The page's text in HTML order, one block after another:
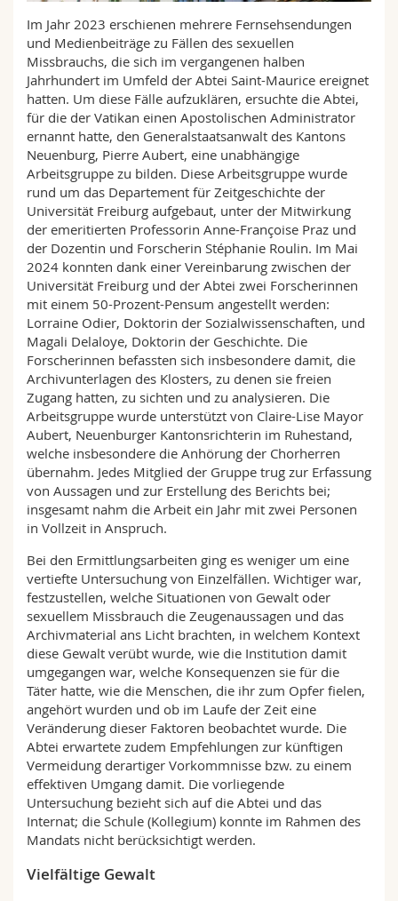
Interfakultär
Doktorierende
Vorlesungsverzeichnis
MyUnifr
Im Jahr 2023 erschienen mehrere Fernsehsendungen
und Medienbeiträge zu Fällen des sexuellen
Missbrauchs, die sich im vergangenen halben
Jahrhundert im Umfeld der Abtei Saint-Maurice ereignet
hatten. Um diese Fälle aufzuklären, ersuchte die Abtei,
für die der Vatikan einen Apostolischen Administrator
ernannt hatte, den Generalstaatsanwalt des Kantons
Neuenburg, Pierre Aubert, eine unabhängige
Arbeitsgruppe zu bilden. Diese Arbeitsgruppe wurde
rund um das Departement für Zeitgeschichte der
Universität Freiburg aufgebaut, unter der Mitwirkung
der emeritierten Professorin Anne-Françoise Praz und
der Dozentin und Forscherin Stéphanie Roulin. Im Mai
2024 konnten dank einer Vereinbarung zwischen der
Universität Freiburg und der Abtei zwei Forscherinnen
mit einem 50-Prozent-Pensum angestellt werden:
Lorraine Odier, Doktorin der Sozialwissenschaften, und
Magali Delaloye, Doktorin der Geschichte. Die
Forscherinnen befassten sich insbesondere damit, die
Archivunterlagen des Klosters, zu denen sie freien
Zugang hatten, zu sichten und zu analysieren. Die
Arbeitsgruppe wurde unterstützt von Claire-Lise Mayor
Aubert, Neuenburger Kantonsrichterin im Ruhestand,
welche insbesondere die Anhörung der Chorherren
übernahm. Jedes Mitglied der Gruppe trug zur Erfassung
von Aussagen und zur Erstellung des Berichts bei;
insgesamt nahm die Arbeit ein Jahr mit zwei Personen
in Vollzeit in Anspruch.
Bei den Ermittlungsarbeiten ging es weniger um eine
vertiefte Untersuchung von Einzelfällen. Wichtiger war,
festzustellen, welche Situationen von Gewalt oder
sexuellem Missbrauch die Zeugenaussagen und das
Archivmaterial ans Licht brachten, in welchem Kontext
diese Gewalt verübt wurde, wie die Institution damit
umgegangen war, welche Konsequenzen sie für die
Täter hatte, wie die Menschen, die ihr zum Opfer fielen,
angehört wurden und ob im Laufe der Zeit eine
Veränderung dieser Faktoren beobachtet wurde. Die
Abtei erwartete zudem Empfehlungen zur künftigen
Vermeidung derartiger Vorkommnisse bzw. zu einem
effektiven Umgang damit. Die vorliegende
Untersuchung bezieht sich auf die Abtei und das
Internat; die Schule (Kollegium) konnte im Rahmen des
Mandats nicht berücksichtigt werden.
Vielfältige Gewalt